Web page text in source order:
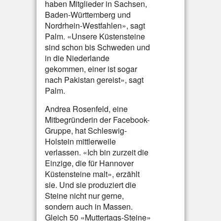
haben Mitglieder in Sachsen,
Baden-Württemberg und
Nordrhein-Westfahlen», sagt
Palm. «Unsere Küstensteine
sind schon bis Schweden und
in die Niederlande
gekommen, einer ist sogar
nach Pakistan gereist», sagt
Palm.
Andrea Rosenfeld, eine
Mitbegründerin der Facebook-
Gruppe, hat Schleswig-
Holstein mittlerweile
verlassen. «Ich bin zurzeit die
Einzige, die für Hannover
Küstensteine malt», erzählt
sie. Und sie produziert die
Steine nicht nur gerne,
sondern auch in Massen.
Gleich 50 «Muttertags-Steine»